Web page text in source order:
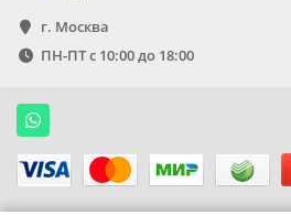
г. Москва
ПН-ПТ с 10:00 до 18:00